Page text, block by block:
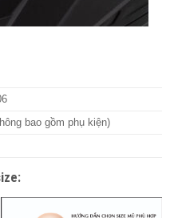
bao gồm phụ kiện)